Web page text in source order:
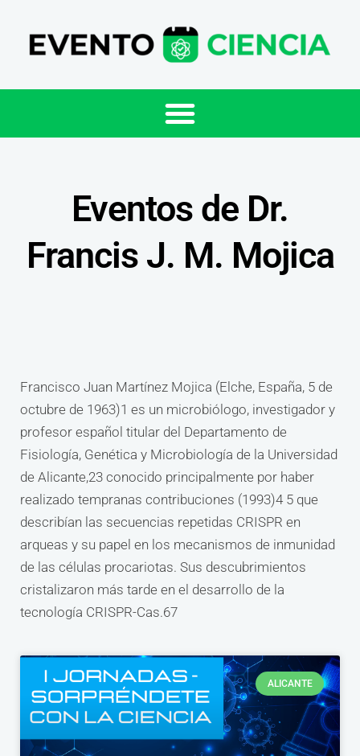
Eventos de Dr.
Francis J. M. Mojica
Francisco Juan Martínez Mojica (Elche, España, 5 de
octubre de 1963)1​ es un microbiólogo, investigador y
profesor español titular del Departamento de
Fisiología, Genética y Microbiología de la Universidad
de Alicante,2​3​ conocido principalmente por haber
realizado tempranas contribuciones (1993)4​ 5​ que
describían las secuencias repetidas CRISPR en
arqueas y su papel en los mecanismos de inmunidad
de las células procariotas. Sus descubrimientos
cristalizaron más tarde en el desarrollo de la
tecnología CRISPR-Cas.6​7​
ALICANTE